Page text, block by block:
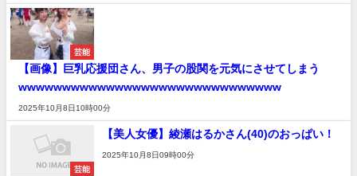
芸能
【画像】巨乳応援団さん、男子の股関を元気にさせてしまう
wwwwwwwwwwwwwwwwwwwwwwwwwwwwww
2025年10月8日10時00分
芸能
【美人女優】綾瀬はるかさん(40)のおっぱい！
2025年10月8日09時00分